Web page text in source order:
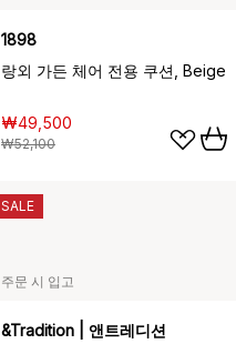
1898
랑외 가든 체어 전용 쿠션, Beige
₩49,500
₩52,100
주문 시 입고
&Tradition | 앤트레디션
SALE